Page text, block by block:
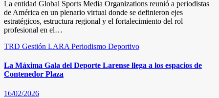
La entidad Global Sports Media Organizations reunió a periodistas
de América en un plenario virtual donde se definieron ejes
estratégicos, estructura regional y el fortalecimiento del rol
profesional en el…
TRD Gestión LARA Periodismo Deportivo
La Máxima Gala del Deporte Larense llega a los espacios de
Contenedor Plaza
16/02/2026